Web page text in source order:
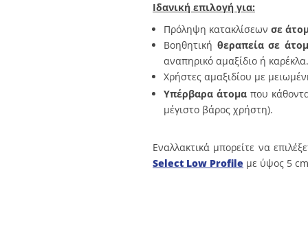
Ιδανική επιλογή για:
Πρόληψη κατακλίσεων σε
Βοηθητική θεραπεία σε
αναπηρικό αμαξίδιο ή καρέκλα.
Χρήστες αμαξιδίου με
Υπέρβαρα άτομα που
μέγιστο βάρος χρήστη).
Εναλλακτικά μπορείτε να
Select Low Profile με ύψος 5